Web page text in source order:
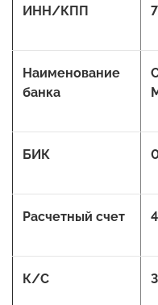
ИНН/КПП
Наименование
банка
БИК
Расчетный счет
К/С